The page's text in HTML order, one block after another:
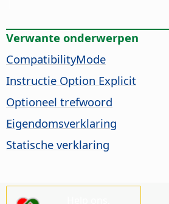
Verwante onderwerpen
CompatibilityMode
Instructie Option Explicit
Optioneel trefwoord
Eigendomsverklaring
Statische verklaring